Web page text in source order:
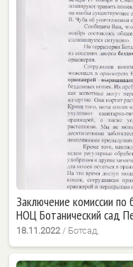
Заключение комиссии
НОЦ Ботанический сад
18.11.2022/ Ботсад,